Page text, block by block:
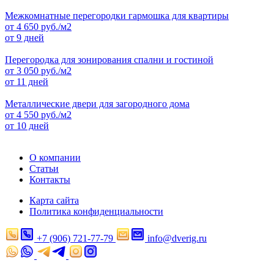
Межкомнатные перегородки гармошка для квартиры
от 4 650 руб./м2
от 9 дней
Перегородка для зонирования спални и гостиной
от 3 050 руб./м2
от 11 дней
Металлические двери для загородного дома
от 4 550 руб./м2
от 10 дней
О компании
Статьи
Контакты
Карта сайта
Политика конфиденциальности
+7 (906) 721-77-79 info@dverig.ru